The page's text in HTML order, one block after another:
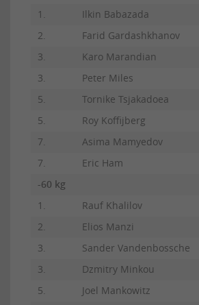
1.
Ilkin Babazada
2.
Farid Gardashkhanov
3.
Karo Marandian
3.
Peter Miles
5.
Tornike Tsjakadoea
5.
Roy Koffijberg
7.
Asima Mamyedov
7.
Eric Ham
-60 kg
1.
Rauf Khalilov
2.
Elios Manzi
3.
Sander Vandenbossche
3.
Dzmitry Minkou
5.
Joel Mankowitz